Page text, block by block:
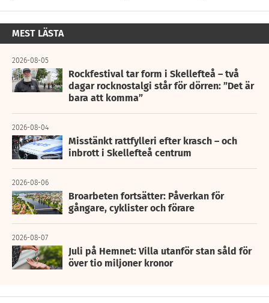
MEST LÄSTA
2026-08-05
Rockfestival tar form i Skellefteå – två
dagar rocknostalgi står för dörren: ”Det är
bara att komma”
2026-08-04
Misstänkt rattfylleri efter krasch – och
inbrott i Skellefteå centrum
2026-08-06
Broarbeten fortsätter: Påverkan för
gångare, cyklister och förare
2026-08-07
Juli på Hemnet: Villa utanför stan såld för
över tio miljoner kronor